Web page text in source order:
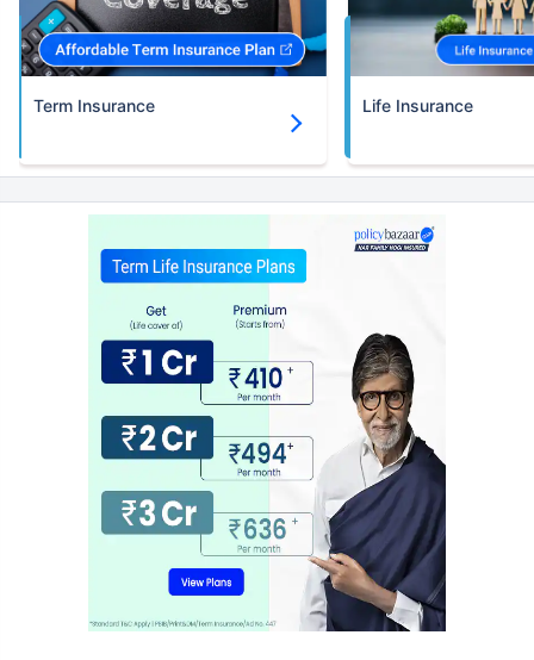
Term Insurance Life Insurance